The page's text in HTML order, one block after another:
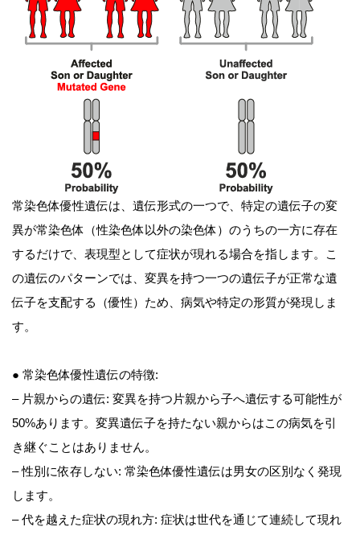
常染色体優性遺伝は、遺伝形式の一つで、特定の遺伝子の変
異が常染色体（性染色体以外の染色体）のうちの一方に存在
するだけで、表現型として症状が現れる場合を指します。こ
の遺伝のパターンでは、変異を持つ一つの遺伝子が正常な遺
伝子を支配する（優性）ため、病気や特定の形質が発現しま
す。
● 常染色体優性遺伝の特徴:
– 片親からの遺伝: 変異を持つ片親から子へ遺伝する可能性が
50%あります。変異遺伝子を持たない親からはこの病気を引
き継ぐことはありません。
– 性別に依存しない: 常染色体優性遺伝は男女の区別なく発現
します。
– 代を越えた症状の現れ方: 症状は世代を通じて連続して現れ